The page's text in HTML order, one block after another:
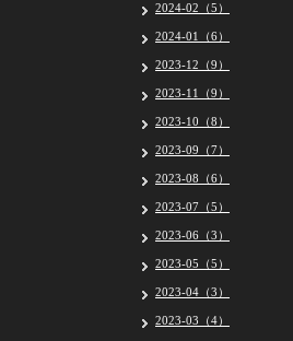
2024-02（5）
2024-01（6）
2023-12（9）
2023-11（9）
2023-10（8）
2023-09（7）
2023-08（6）
2023-07（5）
2023-06（3）
2023-05（5）
2023-04（3）
2023-03（4）